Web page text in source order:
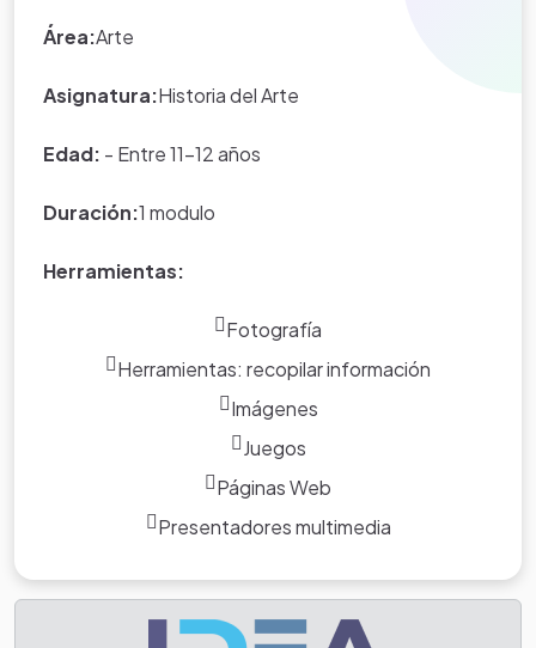
y WebQuest del portal educativo
del portal.
Área:Arte
Asignatura:Historia del Arte
Edad: - Entre 11-12 años
Duración:1 modulo
Herramientas:
Fotografía
Herramientas: recopilar información
Imágenes
Juegos
Páginas Web
Presentadores multimedia